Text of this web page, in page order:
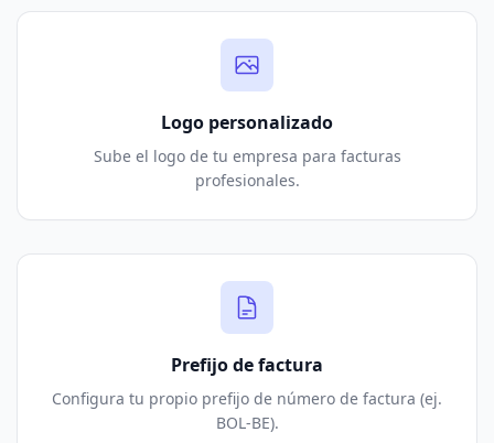
Logo personalizado
Sube el logo de tu empresa para facturas
profesionales.
Prefijo de factura
Configura tu propio prefijo de número de factura (ej.
BOL-BE).